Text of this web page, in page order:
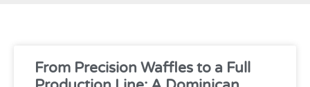
From Precision Waffles to a Full